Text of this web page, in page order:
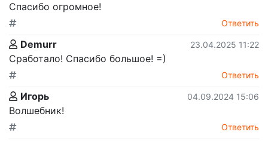
Спасибо огромное!
Ответить
Demurr 23.04.2025 11:22
Сработало! Спасибо большое! =)
Ответить
Игорь 04.09.2024 15:06
Волшебник!
Ответить